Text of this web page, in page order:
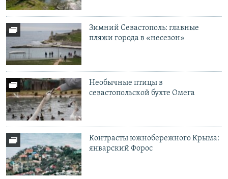
Зимний Севастополь: главные
пляжи города в «несезон»
Необычные птицы в
cевастопольской бухте Омега
Контрасты южнобережного Крыма:
январский Форос